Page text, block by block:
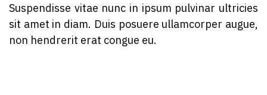
Suspendisse vitae nunc in ipsum pulvinar ultricies
sit amet in diam. Duis posuere ullamcorper augue,
non hendrerit erat congue eu.